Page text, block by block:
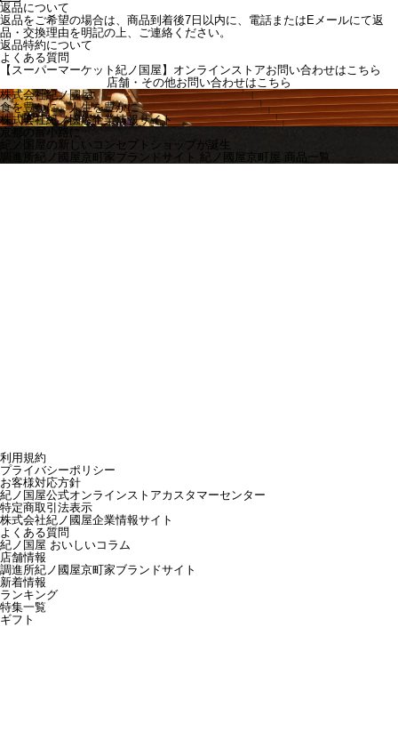
返品について
返品をご希望の場合は、商品到着後7日以内に、電話またはEメールにて返
品・交換理由を明記の上、ご連絡ください。
返品特約について
よくある質問
【スーパーマーケット紀ノ国屋】オンラインストアお問い合わせはこちら
店舗・その他お問い合わせはこちら
株式会社紀ノ國屋
食を豊かに、人生を豊かに
株式会社紀ノ國屋企業情報サイト
京都の富小路に
紀ノ国屋の新しいコンセプトショップが誕生
調進所紀ノ國屋京町家ブランドサイト 紀ノ國屋京町屋 商品一覧
利用規約
プライバシーポリシー
お客様対応方針
紀ノ国屋公式オンラインストアカスタマーセンター
特定商取引法表示
株式会社紀ノ國屋企業情報サイト
よくある質問
紀ノ国屋 おいしいコラム
店舗情報
調進所紀ノ國屋京町家ブランドサイト
新着情報
ランキング
特集一覧
ギフト